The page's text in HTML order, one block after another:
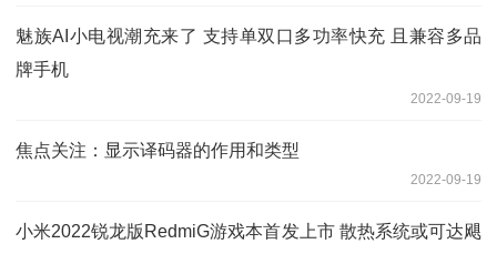
魅族AI小电视潮充来了 支持单双口多功率快充 且兼容多品
牌手机
2022-09-19
焦点关注：显示译码器的作用和类型
2022-09-19
小米2022锐龙版RedmiG游戏本首发上市 散热系统或可达飓